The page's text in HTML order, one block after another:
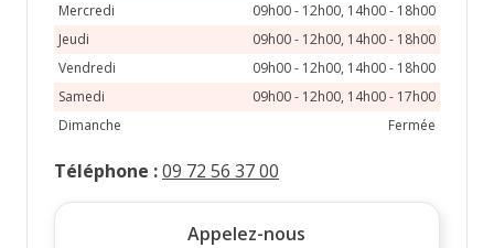
Mercredi
09h00 - 12h00, 14h00 - 18h00
Jeudi
09h00 - 12h00, 14h00 - 18h00
Vendredi
09h00 - 12h00, 14h00 - 18h00
Samedi
09h00 - 12h00, 14h00 - 17h00
Dimanche
Fermée
Téléphone :09 72 56 37 00
Appelez-nous